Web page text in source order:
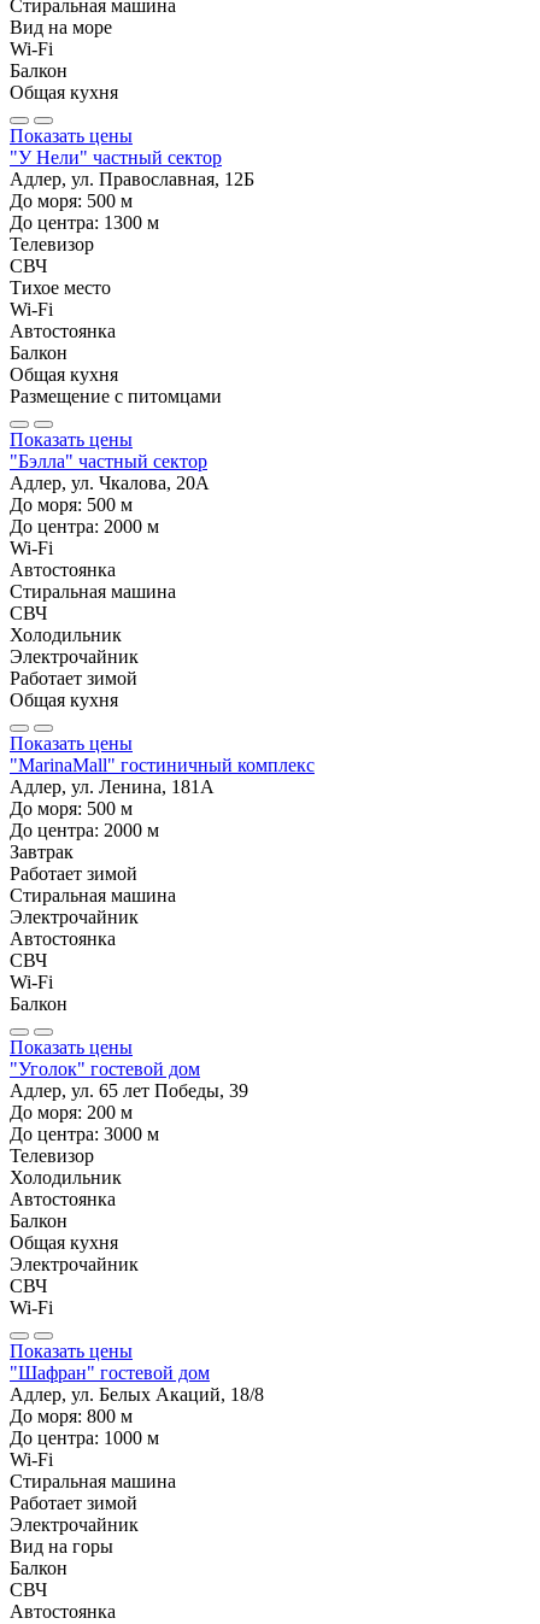
Стиральная машина
Вид на море
Wi-Fi
Балкон
Общая кухня
Показать цены
"У Нели" частный сектор
Адлер, ул. Православная, 12Б
До моря: 500 м
До центра: 1300 м
Телевизор
СВЧ
Тихое место
Wi-Fi
Автостоянка
Балкон
Общая кухня
Размещение с питомцами
Показать цены
"Бэлла" частный сектор
Адлер, ул. Чкалова, 20А
До моря: 500 м
До центра: 2000 м
Wi-Fi
Автостоянка
Стиральная машина
СВЧ
Холодильник
Электрочайник
Работает зимой
Общая кухня
Показать цены
"MarinaMall" гостиничный комплекс
Адлер, ул. Ленина, 181А
До моря: 500 м
До центра: 2000 м
Завтрак
Работает зимой
Стиральная машина
Электрочайник
Автостоянка
СВЧ
Wi-Fi
Балкон
Показать цены
"Уголок" гостевой дом
Адлер, ул. 65 лет Победы, 39
До моря: 200 м
До центра: 3000 м
Телевизор
Холодильник
Автостоянка
Балкон
Общая кухня
Электрочайник
СВЧ
Wi-Fi
Показать цены
"Шафран" гостевой дом
Адлер, ул. Белых Акаций, 18/8
До моря: 800 м
До центра: 1000 м
Wi-Fi
Стиральная машина
Работает зимой
Электрочайник
Вид на горы
Балкон
СВЧ
Автостоянка